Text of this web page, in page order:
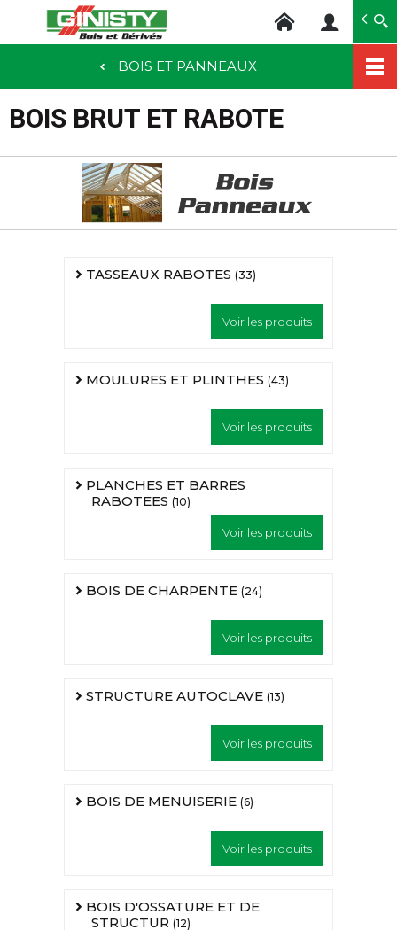
au
contenu
BOIS ET PANNEAUX
BOIS BRUT ET RABOTE
TASSEAUX RABOTES (33)
Voir les produits
MOULURES ET PLINTHES (43)
Voir les produits
PLANCHES ET BARRES
RABOTEES (10)
Voir les produits
BOIS DE CHARPENTE (24)
Voir les produits
STRUCTURE AUTOCLAVE (13)
Voir les produits
BOIS DE MENUISERIE (6)
Voir les produits
BOIS D'OSSATURE ET DE
STRUCTUR (12)